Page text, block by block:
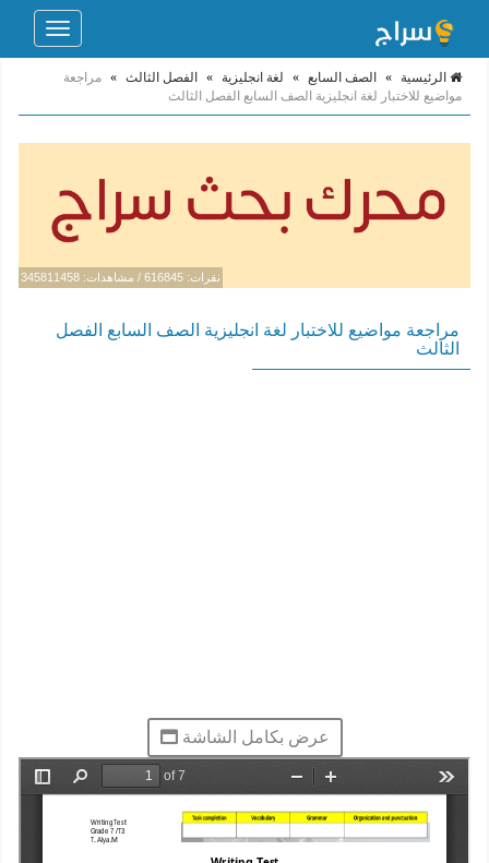
Toggle
الرئيسية » الصف السابع » لغة انجليزية » الفصل الثالث » مراجعة
مواضيع للاختبار لغة انجليزية الصف السابع الفصل الثالث
نقرات: 616845 / مشاهدات: 345811458
مراجعة مواضيع للاختبار لغة انجليزية الصف السابع الفصل
الثالث
عرض بكامل الشاشة